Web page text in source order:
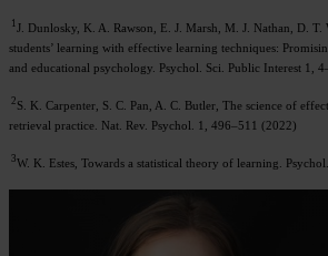
1J. Dunlosky, K. A. Rawson, E. J. Marsh, M. J. Nathan, D.
students’ learning with effective learning techniques:
and educational psychology. Psychol. Sci. Public Interest 1,
2 S. K. Carpenter, S. C. Pan, A. C. Butler, The science of
retrieval practice. Nat. Rev. Psychol. 1, 496–511 (2022)
3W. K. Estes, Towards a statistical theory of learning.